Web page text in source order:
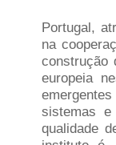
Portugal,
na
construção
europeia
sistemas e
qualidade